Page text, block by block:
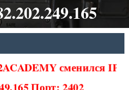
сменился IP
Порт: 2402